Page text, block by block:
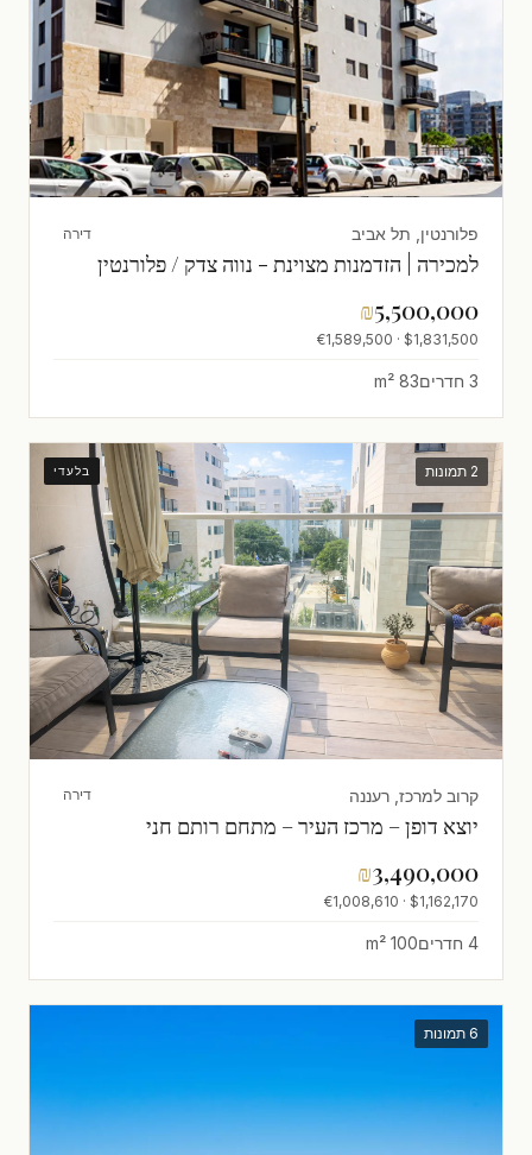
פלורנטין, תל אביב דירה
למכירה | הזדמנות מצוינת - נווה צדק / פלורנטין
₪5,500,000
$1,831,500 · €1,589,500
3 חדרים 83 m²
בלעדי 2 תמונות
קרוב למרכז, רעננה דירה
יוצא דופן – מרכז העיר – מתחם רותם חני
₪3,490,000
$1,162,170 · €1,008,610
4 חדרים 100 m²
6 תמונות